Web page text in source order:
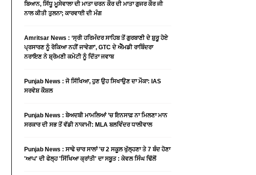
ਬਿਆਨ, ਸਿੱਧੂ ਮੂਸੇਵਾਲਾ ਦੀ ਮਾਤਾ ਚਰਨ ਕੌਰ ਦੀ ਮਾਤਾ ਗੁਜਰ ਕੌਰ ਜੀ
ਨਾਲ ਕੀਤੀ ਤੁਲਨਾ; ਕਾਰਵਾਈ ਦੀ ਮੰਗ
Amritsar News : ‘ਸ੍ਰੀ ਹਰਿਮੰਦਰ ਸਾਹਿਬ ਤੋਂ ਗੁਰਬਾਣੀ ਦੇ ਸ਼ੁਰੂ ਹੋਏ
ਪ੍ਰਸਾਰਣ ਨੂੰ ਰੋਕਿਆ ਨਹੀਂ ਜਾਵੇਗਾ’, GTC ਦੇ ਐੱਮਡੀ ਰਾਬਿੰਦਰਾ
ਨਰਾਇਣ ਨੇ ਸ਼੍ਰੋਮਣੀ ਕਮੇਟੀ ਨੂੰ ਦਿੱਤਾ ਜਵਾਬ
Punjab News : ਜੋ ਸਿੱਖਿਆ, ਹੁਣ ਉਹ ਸਿਖਾਉਣ ਦਾ ਮੌਕਾ: IAS
ਸਰਵੇਸ਼ ਕੌਸ਼ਲ
Punjab News : ਬੇਅਦਬੀ ਮਾਮਲਿਆਂ ’ਚ ਇਨਸਾਫ਼ ਨਾ ਮਿਲਣਾ ਮਾਨ
ਸਰਕਾਰ ਦੀ ਸਭ ਤੋਂ ਵੱਡੀ ਨਾਕਾਮੀ: MLA ਬਲਵਿੰਦਰ ਧਾਲੀਵਾਲ
Punjab News : ਸਾਢੇ ਚਾਰ ਸਾਲਾਂ 'ਚ 2 ਸਕੂਲ ਖੁੱਲ੍ਹਣਾ ਤੇ 7 ਬੰਦ ਹੋਣਾ
'ਆਪ' ਦੀ ਫੇਲ੍ਹ 'ਸਿੱਖਿਆ ਕ੍ਰਾਂਤੀ' ਦਾ ਸਬੂਤ : ਕੇਵਲ ਸਿੰਘ ਢਿੱਲੋਂ